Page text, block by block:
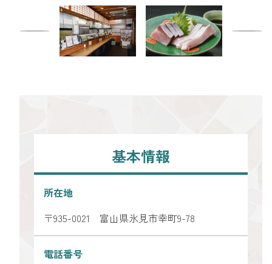
基本情報
所在地
〒935-0021 富山県氷見市幸町9-78
電話番号